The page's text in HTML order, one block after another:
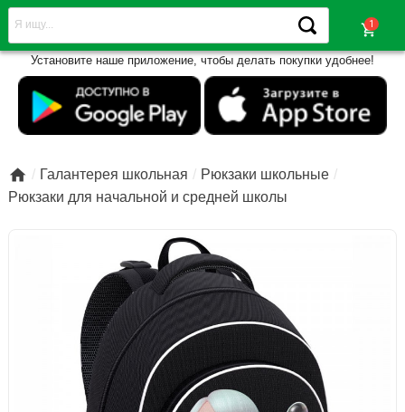
shopping_cart
Установите наше приложение, чтобы делать покупки удобнее!
 Галантерея школьная
Рюкзаки школьные
Рюкзаки для начальной и средней школы